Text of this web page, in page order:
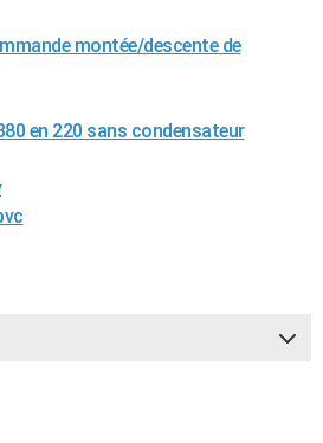
montée/descente de
en 220 sans condensateur